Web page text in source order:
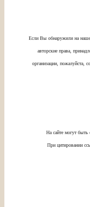
Если Вы обнаружили на
авторские права,
организации, пожалуйста,
На сайте могут
При цитировании